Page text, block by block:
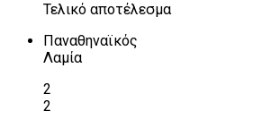
Τελικό αποτέλεσμα
Παναθηναϊκός
Λαμία
2
2